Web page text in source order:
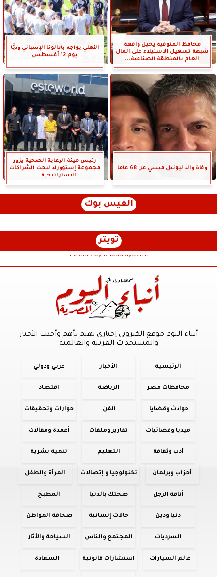
محافظ المنوفية يحيل واقعة
شبهة تسهيل الاستيلاء على المال
العام بالمنطقة الصناعية...
الأهلي يواجه بادالونا الإسباني وديًّا
يوم 12 أغسطس
وفاة والد ليونيل ميسي عن 68 عاما
رئيس هيئة الرعاية الصحية يزور
مجموعة إستوورلد لبحث الشراكات
الاستراتيجية ...
الفيس بوك
تويتر
Tweets by anbaaalyoum1
أنباء اليوم موقع الكترونى إخباري يهتم بأهم وأحدث الأخبار
والمستجدات العربية والعالمية
الرئيسية الأخبار عربي ودولي
محافظات مصر الرياضة اقتصاد
حوادث وقضايا الفن حوارات وتحقيقات
ميديا وفضائيات تقارير وملفات أعمدة ومقالات
أدب وثقافة التعليم تنمية بشرية
أحزاب وبرلمان تكنولوجيا و إتصالات المرأة والطفل
أناقة الرجل صحتك بالدنيا المطبخ
دنيا ودين حالات إنسانية صحافة المواطن
السرديات المجتمع والناس السياحة والأثار
عالم السيارات استشارات قانونية السعادة